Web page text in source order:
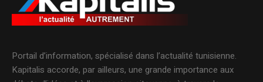
Portail d’information, spécialisé dans l’actualité tunisienne.
Kapitalis accorde, par ailleurs, une grande importance aux